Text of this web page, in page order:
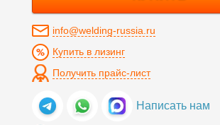
info@welding-russia.ru
Купить в лизинг
Получить прайс-лист
Написать нам